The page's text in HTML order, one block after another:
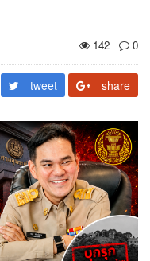
142
0
tweet share